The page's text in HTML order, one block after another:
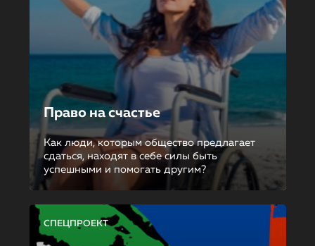
Право на счастье
Как люди, которым общество предлагает
сдаться, находят в себе силы быть
успешными и помогать другим?
СПЕЦПРОЕКТ